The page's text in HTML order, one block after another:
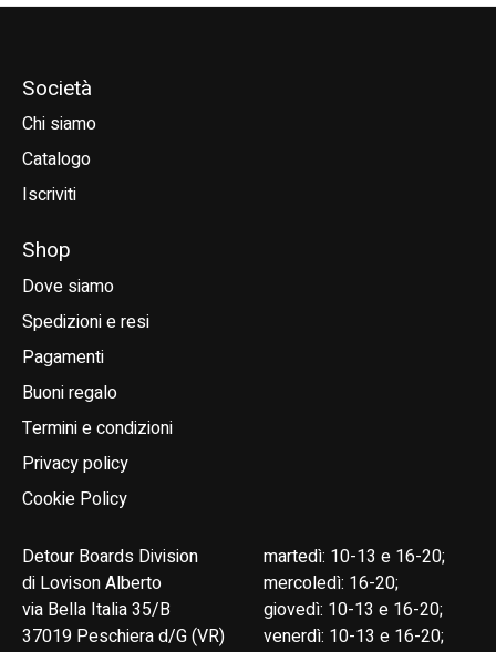
Società
Chi siamo
Catalogo
Iscriviti
Shop
Dove siamo
Spedizioni e resi
Pagamenti
Buoni regalo
Termini e condizioni
Privacy policy
Cookie Policy
Detour Boards Division
di Lovison Alberto
via Bella Italia 35/B
37019 Peschiera d/G (VR)
martedì: 10-13 e 16-20;
mercoledì: 16-20;
giovedì: 10-13 e 16-20;
venerdì: 10-13 e 16-20;